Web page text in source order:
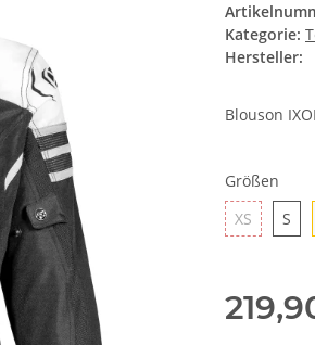
Kategorie:
Hersteller:
Blouson
Größen
XS XS S